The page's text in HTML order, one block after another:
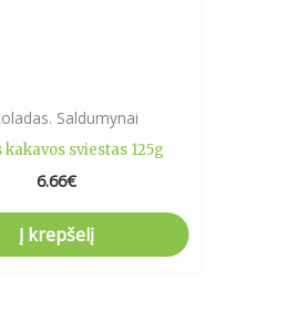
Saldumynai
kakavos sviestas 125g
6.66€
Į krepšelį